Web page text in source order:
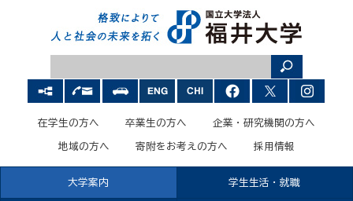
在学生の方へ 卒業生の方へ 企業・研究機関の方へ
地域の方へ 寄附をお考えの方へ 採用情報
大学案内 学生生活・就職